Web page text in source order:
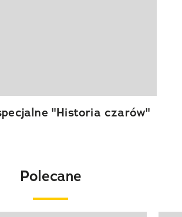
"Historia czarów"
Polecane